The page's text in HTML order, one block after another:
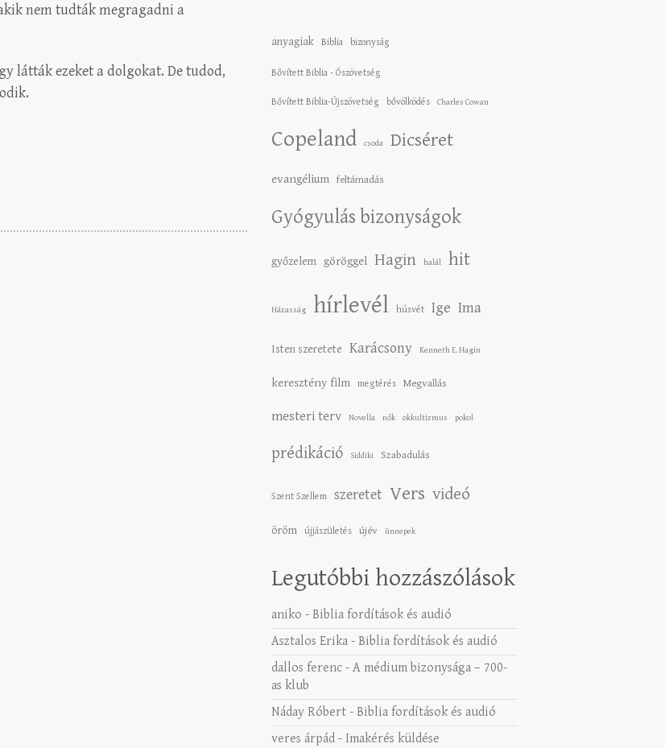
nem tudták megragadni a
látták ezeket a dolgokat. De tudod,
anyagiak Biblia bizonyság
Bővített Biblia - Ószövetség
Bővített Biblia-Újszövetség bővölködés Charles Cowan
Copeland csoda Dicséret
evangélium feltámadás
Gyógyulás bizonyságok
győzelem göröggel Hagin halál hit
Házasság hírlevél húsvét Ige Ima
Isten szeretete Karácsony Kenneth E. Hagin
keresztény film megtérés Megvallás
mesteri terv Novella nők okkultizmus pokol
prédikáció Siddiki Szabadulás
Szent Szellem szeretet Vers videó
öröm újjászületés újév ünnepek
Legutóbbi hozzászólások
aniko -Biblia fordítások és audió
Asztalos Erika -Biblia fordítások és audió
dallos ferenc -A médium bizonysága – 700-
as klub
Náday Róbert -Biblia fordítások és audió
veres árpád - Imakérés küldése